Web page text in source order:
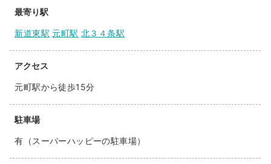
最寄り駅
新道東駅 元町駅 北３４条駅
アクセス
元町駅から徒歩15分
駐車場
有（スーパーハッピーの駐車場）